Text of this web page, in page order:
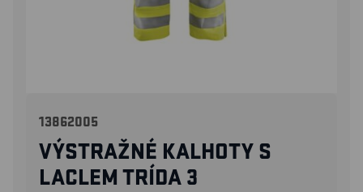
13862005
VÝSTRAŽNÉ KALHOTY S
LACLEM TRÍDA 3